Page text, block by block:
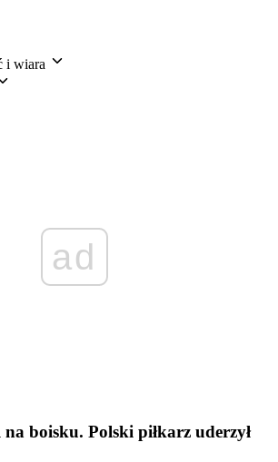
i wiara
ad
boisku. Polski piłkarz uderzył